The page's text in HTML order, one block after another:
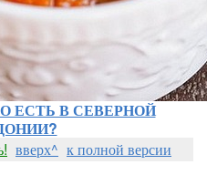
ЕСТЬ В СЕВЕРНОЙ
вверх^ к полной версии